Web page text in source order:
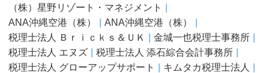
（株）星野リゾート・マネジメント
ANA沖縄空港（株）
ANA沖縄空港（株）
税理⼠法⼈ Ｂｒｉｃｋｓ＆ＵＫ
⾦城⼀也税理⼠事務所
税理⼠法⼈ エヌズ
税理⼠法⼈ 添⽯綜合会計事務所
税理⼠法⼈ グローアップサポート
キムタカ税理⼠法⼈